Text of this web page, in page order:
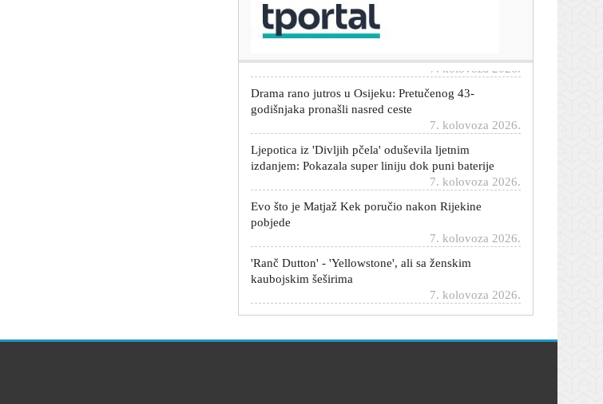
Uzbuna u DR Kongu: Preko 4000 potvrđenih
slučajeva ebole
Drama rano jutros u Osijeku: Pretučenog 43-
7. kolovoza 2026.
Ljepotica iz 'Divljih pčela' oduševila ljetnim
7. kolovoza 2026.
Evo što je Matjaž Kek poručio nakon Rijekine
7. kolovoza 2026.
'Ranč Dutton' - 'Yellowstone', ali sa ženskim
7. kolovoza 2026.
Ako vam kosa djeluje tanko, ova frizura vraća